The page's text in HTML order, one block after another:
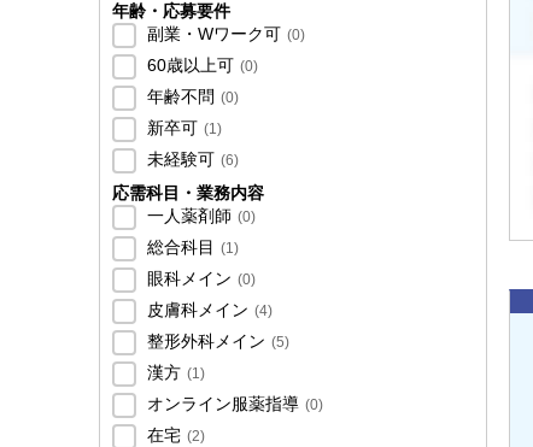
年齢・応募要件
副業・Wワーク可 (0)
60歳以上可 (0)
年齢不問 (0)
新卒可 (1)
未経験可 (6)
応需科目・業務内容
一人薬剤師 (0)
総合科目 (1)
眼科メイン (0)
皮膚科メイン (4)
整形外科メイン (5)
漢方 (1)
オンライン服薬指導 (0)
在宅 (2)